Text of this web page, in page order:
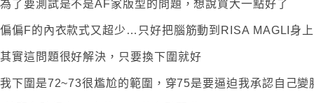
為了要測試是不是AF家版型的問題，想說買大一點好了
偏偏F的內衣款式又超少…只好把腦筋動到RISA MAGLI身上
其實這問題很好解決，只要換下圍就好
我下圍是72~73很尷尬的範圍，穿75是要逼迫我承認自己